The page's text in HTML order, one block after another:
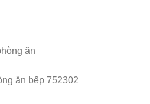
ăn bếp 752302